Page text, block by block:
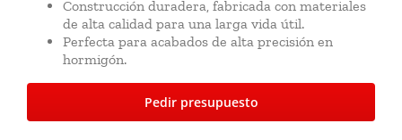
Construcción duradera, fabricada con materiales
de alta calidad para una larga vida útil.
Perfecta para acabados de alta precisión en
hormigón.
Pedir presupuesto